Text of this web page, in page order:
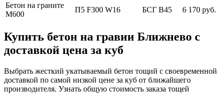
Бетон на граните
М600
П5 F300 W16 БСГ В45 6 170 руб.
Купить бетон на гравии Ближнево с
доставкой цена за куб
Выбрать жесткий укатываемый бетон тощий с своевременной
доставкой по самой низкой цене за куб от ближайшего
производителя. Узнать общую стоимость заказа тощей